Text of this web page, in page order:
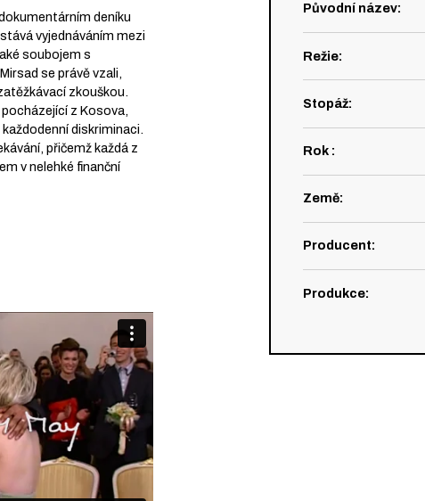
deníku
vyjednáváním mezi
soubojem s
se právě vzali,
zkouškou.
z Kosova,
diskriminaci.
přičemž každá z
v nelehké finanční
Původní název:
Režie:
Stopáž:
Rok :
Země:
Producent:
Produkce: